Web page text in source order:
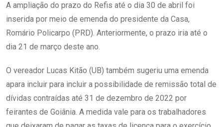
A ampliação do prazo do Refis até o dia 30 de abril foi
inserida por meio de emenda do presidente da Casa,
Romário Policarpo (PRD). Anteriormente, o prazo iria até o
dia 21 de março deste ano.
O vereador Lucas Kitão (UB) também sugeriu uma emenda
apara incluir para incluir a possibilidade de remissão total de
dívidas contraídas até 31 de dezembro de 2022 por
feirantes de Goiânia. A medida vale para os trabalhadores